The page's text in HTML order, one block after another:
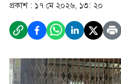
প্রকাশ : ১৭ মে ২০২৬, ১৩: ২০